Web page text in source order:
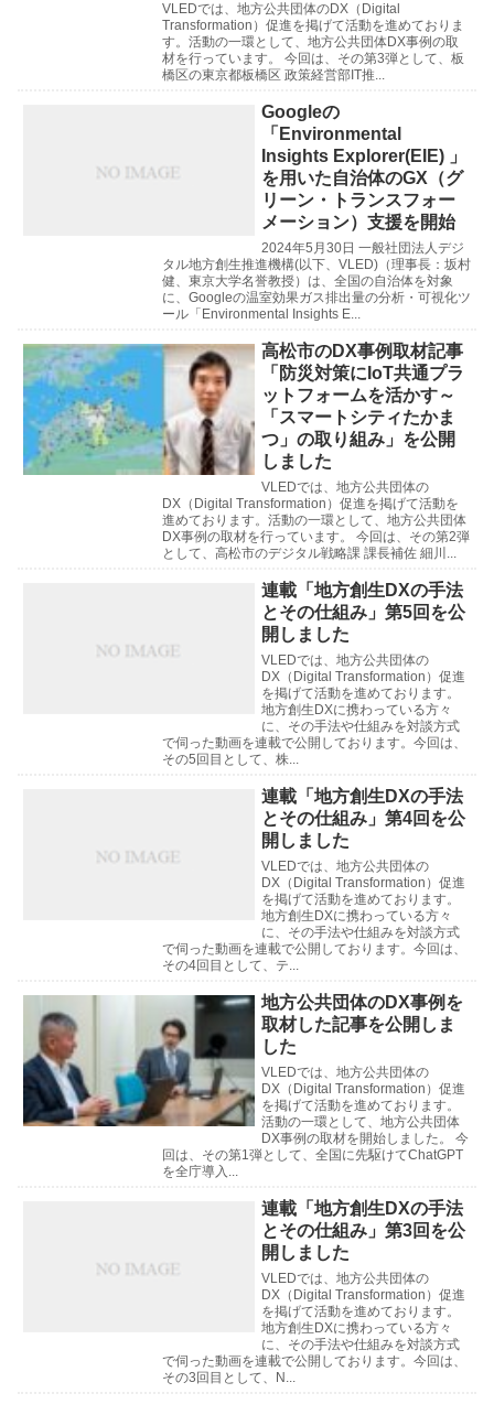
VLEDでは、地方公共団体のDX（Digital
Transformation）促進を掲げて活動を進めておりま
す。活動の一環として、地方公共団体DX事例の取
材を行っています。 今回は、その第3弾として、板
橋区の東京都板橋区 政策経営部IT推...
Googleの
「Environmental
Insights Explorer(EIE) 」
を用いた自治体のGX（グ
リーン・トランスフォー
メーション）支援を開始
2024年5月30日 一般社団法人デジ
タル地方創生推進機構(以下、VLED)（理事長：坂村
健、東京大学名誉教授）は、全国の自治体を対象
に、Googleの温室効果ガス排出量の分析・可視化ツ
ール「Environmental Insights E...
高松市のDX事例取材記事
「防災対策にIoT共通プラ
ットフォームを活かす～
「スマートシティたかま
つ」の取り組み」を公開
しました
VLEDでは、地方公共団体の
DX（Digital Transformation）促進を掲げて活動を
進めております。活動の一環として、地方公共団体
DX事例の取材を行っています。 今回は、その第2弾
として、高松市のデジタル戦略課 課長補佐 細川...
連載「地方創生DXの手法
とその仕組み」第5回を公
開しました
VLEDでは、地方公共団体の
DX（Digital Transformation）促進
を掲げて活動を進めております。
地方創生DXに携わっている方々
に、その手法や仕組みを対談方式
で伺った動画を連載で公開しております。今回は、
その5回目として、株...
連載「地方創生DXの手法
とその仕組み」第4回を公
開しました
VLEDでは、地方公共団体の
DX（Digital Transformation）促進
を掲げて活動を進めております。
地方創生DXに携わっている方々
に、その手法や仕組みを対談方式
で伺った動画を連載で公開しております。今回は、
その4回目として、テ...
地方公共団体のDX事例を
取材した記事を公開しま
した
VLEDでは、地方公共団体の
DX（Digital Transformation）促進
を掲げて活動を進めております。
活動の一環として、地方公共団体
DX事例の取材を開始しました。 今
回は、その第1弾として、全国に先駆けてChatGPT
を全庁導入...
連載「地方創生DXの手法
とその仕組み」第3回を公
開しました
VLEDでは、地方公共団体の
DX（Digital Transformation）促進
を掲げて活動を進めております。
地方創生DXに携わっている方々
に、その手法や仕組みを対談方式
で伺った動画を連載で公開しております。今回は、
その3回目として、N...